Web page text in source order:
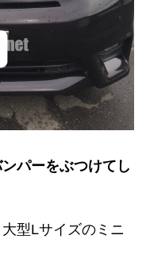
パーをぶつけてし
型Lサイズのミニ